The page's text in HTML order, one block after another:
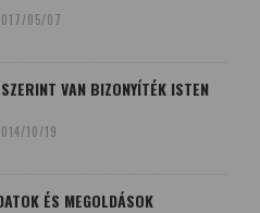
05/07
VAN BIZONYÍTÉK ISTEN
10/19
ÉS MEGOLDÁSOK